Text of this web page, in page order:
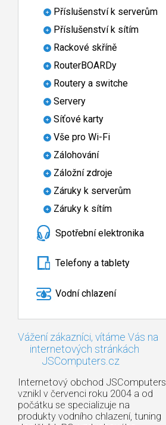
Příslušenství k serverům
Příslušenství k sítím
Rackové skříně
RouterBOARDy
Routery a switche
Servery
Síťové karty
Vše pro Wi-Fi
Zálohování
Záložní zdroje
Záruky k serverům
Záruky k sítím
Spotřební elektronika
Telefony a tablety
Vodní chlazení
Vážení zákazníci, vítáme Vás na
internetových stránkách
JSComputers.cz
Internetový obchod JSComputers
vznikl v červenci roku 2004 a od
počátku se specializuje na
produkty vodního chlazení, tuning